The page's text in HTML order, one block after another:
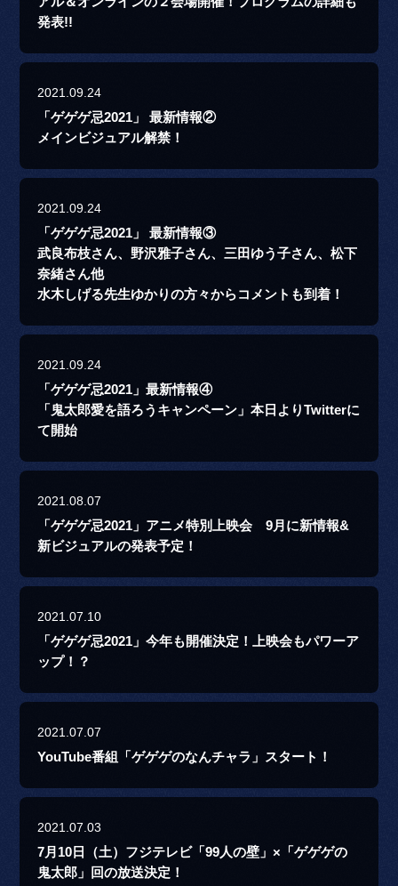
発表!!
2021.09.24
「ゲゲゲ忌2021」 最新情報②
メインビジュアル解禁！
2021.09.24
「ゲゲゲ忌2021」 最新情報③
武良布枝さん、野沢雅子さん、三田ゆう子さん、松下
奈緒さん他
水木しげる先生ゆかりの方々からコメントも到着！
2021.09.24
「ゲゲゲ忌2021」最新情報④
「鬼太郎愛を語ろうキャンペーン」本日よりTwitterに
て開始
2021.08.07
「ゲゲゲ忌2021」アニメ特別上映会 9月に新情報&
新ビジュアルの発表予定！
2021.07.10
「ゲゲゲ忌2021」今年も開催決定！上映会もパワーア
ップ！？
2021.07.07
YouTube番組「ゲゲゲのなんチャラ」スタート！
2021.07.03
7月10日（土）フジテレビ「99人の壁」×「ゲゲゲの
鬼太郎」回の放送決定！